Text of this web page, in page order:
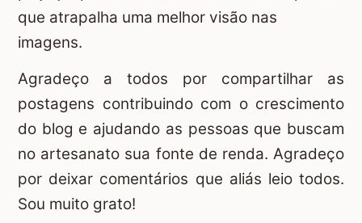
que atrapalha uma melhor visão nas
imagens.
Agradeço a todos por compartilhar as
postagens contribuindo com o crescimento
do blog e ajudando as pessoas que buscam
no artesanato sua fonte de renda. Agradeço
por deixar comentários que aliás leio todos.
Sou muito grato!